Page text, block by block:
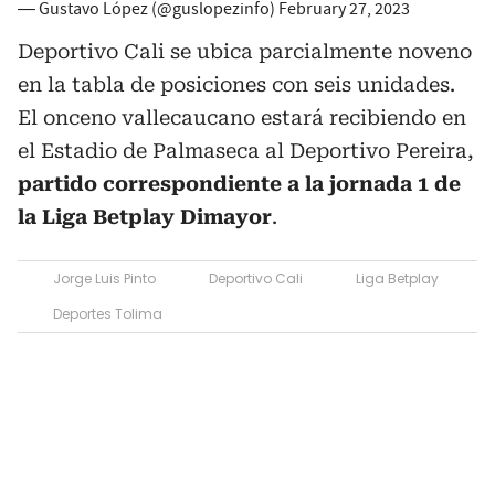
— Gustavo López (@guslopezinfo) February 27, 2023
Deportivo Cali se ubica parcialmente noveno
en la tabla de posiciones con seis unidades.
El onceno vallecaucano estará recibiendo en
el Estadio de Palmaseca al Deportivo Pereira,
partido correspondiente a la jornada 1 de
la Liga Betplay Dimayor.
Jorge Luis Pinto Deportivo Cali
Liga Betplay
Deportes Tolima